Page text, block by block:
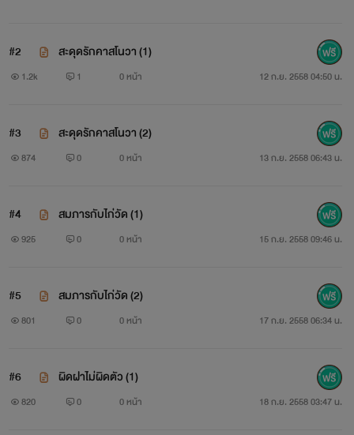
#2 สะดุดรักคาสโนวา (1)
1.2k 1 0 หน้า 12 ก.ย. 2558 04:50 น.
#3 สะดุดรักคาสโนวา (2)
874 0 0 หน้า 13 ก.ย. 2558 06:43 น.
#4 สมภารกับไก่วัด (1)
925 0 0 หน้า 15 ก.ย. 2558 09:46 น.
#5 สมภารกับไก่วัด (2)
801 0 0 หน้า 17 ก.ย. 2558 06:34 น.
#6 ผิดฝาไม่ผิดตัว (1)
820 0 0 หน้า 18 ก.ย. 2558 03:47 น.